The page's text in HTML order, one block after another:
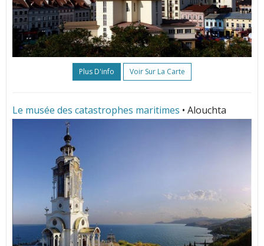
Plus D'info Voir Sur La Carte
Le musée des catastrophes maritimes • Alouchta